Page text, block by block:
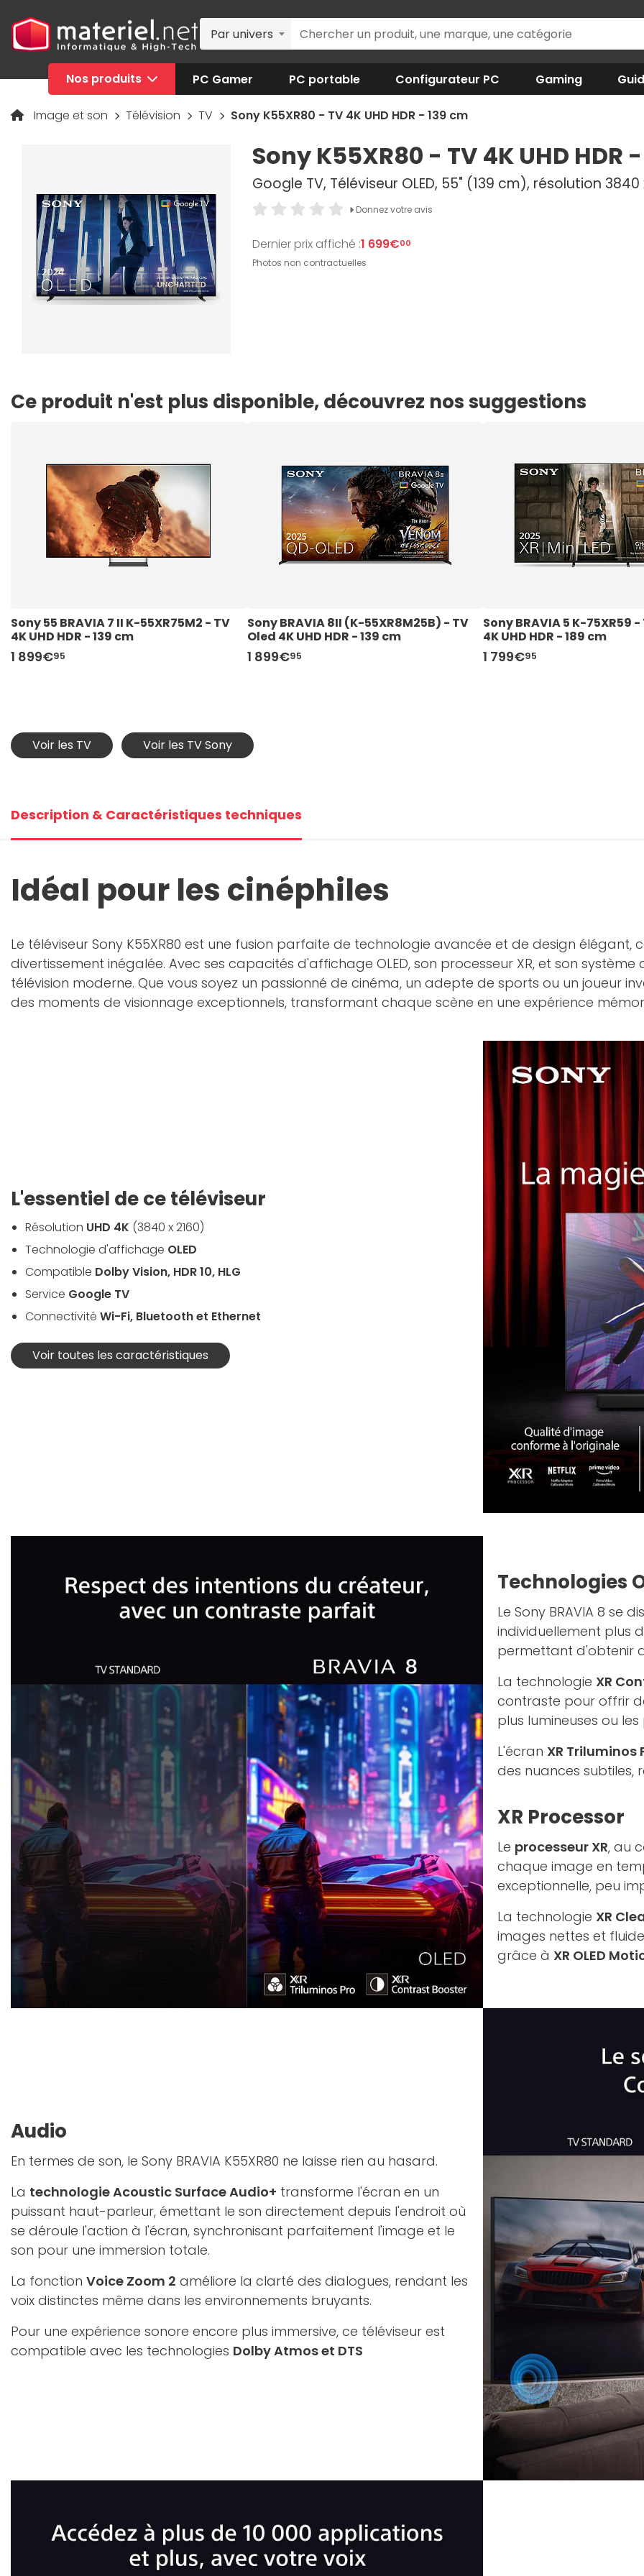
Par univers
Nos produits PC Gamer PC portable Configurateur PC Gaming
Image et son Télévision TV Sony K55XR80 - TV 4K UHD HDR - 139 cm
Sony K55XR80 - TV 4K UHD HDR
Google TV, Téléviseur OLED, 55" (139 cm), résolution 3840
Donnez votre avis
Dernier prix affiché :1 699€00
Photos non contractuelles
Ce produit n'est plus disponible, découvrez nos suggestions
Sony 55 BRAVIA 7 II K-55XR75M2 - TV
4K UHD HDR - 139 cm
1 899€95
Sony BRAVIA 8II (K-55XR8M25B) - TV
Oled 4K UHD HDR - 139 cm
1 899€95
Sony BRAVIA 5 K-75XR59
4K UHD HDR - 189 cm
1 799€95
Voir les TV Voir les TV Sony
Description & Caractéristiques techniques
Idéal pour les cinéphiles
Le téléviseur Sony K55XR80 est une fusion parfaite de technologie avancée et de design
divertissement inégalée. Avec ses capacités d'affichage OLED, son processeur XR, et son
télévision moderne. Que vous soyez un passionné de cinéma, un adepte de sports ou un joueur
des moments de visionnage exceptionnels, transformant chaque scène en une expérience
L'essentiel de ce téléviseur
Résolution UHD 4K (3840 x 2160)
Technologie d'affichage OLED
Compatible Dolby Vision, HDR 10, HLG
Service Google TV
Connectivité Wi-Fi, Bluetooth et Ethernet
Voir toutes les caractéristiques
Technologies
Le Sony BRAVIA 8 se
individuellement plus
permettant d'obtenir
La technologie XR
contraste pour offrir
plus lumineuses ou
L'écran XR Triluminos
des nuances subtiles,
XR Processor
Le processeur XR, au
chaque image en
exceptionnelle, peu
La technologie XR
images nettes et
grâce à XR OLED
Audio
En termes de son, le Sony BRAVIA K55XR80 ne laisse rien au hasard.
La technologie Acoustic Surface Audio+ transforme l'écran en un
puissant haut-parleur, émettant le son directement depuis l'endroit où
se déroule l'action à l'écran, synchronisant parfaitement l'image et le
son pour une immersion totale.
La fonction Voice Zoom 2 améliore la clarté des dialogues, rendant les
voix distinctes même dans les environnements bruyants.
Pour une expérience sonore encore plus immersive, ce téléviseur est
compatible avec les technologies Dolby Atmos et DTS